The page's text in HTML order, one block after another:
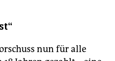
nun für alle